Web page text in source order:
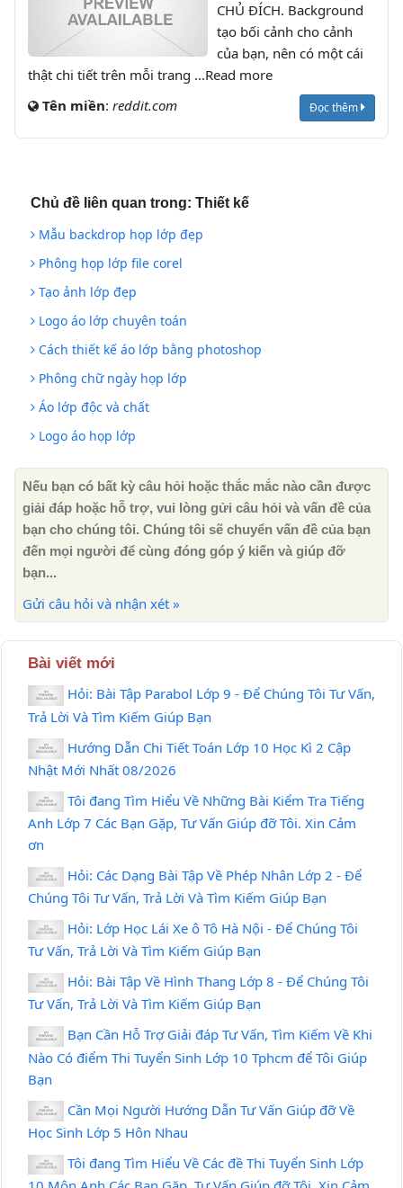
CHỦ ĐÍCH. Background
tạo bối cảnh cho cảnh
của bạn, nên có một cái
thật chi tiết trên mỗi trang ...Read more
Tên miền: reddit.com Đọc thêm
Chủ đề liên quan trong: Thiết kế
Mẫu backdrop họp lớp đẹp
Phông họp lớp file corel
Tạo ảnh lớp đẹp
Logo áo lớp chuyên toán
Cách thiết kế áo lớp bằng photoshop
Phông chữ ngày họp lớp
Áo lớp độc và chất
Logo áo họp lớp
Nếu bạn có bất kỳ câu hỏi hoặc thắc mắc nào cần được
giải đáp hoặc hỗ trợ, vui lòng gửi câu hỏi và vấn đề của
bạn cho chúng tôi. Chúng tôi sẽ chuyển vấn đề của bạn
đến mọi người để cùng đóng góp ý kiến ​​và giúp đỡ
bạn...
Gửi câu hỏi và nhận xét »
Bài viết mới
Hỏi: Bài Tập Parabol Lớp 9 - Để Chúng Tôi Tư Vấn,
Trả Lời Và Tìm Kiếm Giúp Bạn
Hướng Dẫn Chi Tiết Toán Lớp 10 Học Kì 2 Cập
Nhật Mới Nhất 08/2026
Tôi đang Tìm Hiểu Về Những Bài Kiểm Tra Tiếng
Anh Lớp 7 Các Bạn Gặp, Tư Vấn Giúp đỡ Tôi. Xin Cảm
ơn
Hỏi: Các Dạng Bài Tập Về Phép Nhân Lớp 2 - Để
Chúng Tôi Tư Vấn, Trả Lời Và Tìm Kiếm Giúp Bạn
Hỏi: Lớp Học Lái Xe ô Tô Hà Nội - Để Chúng Tôi
Tư Vấn, Trả Lời Và Tìm Kiếm Giúp Bạn
Hỏi: Bài Tập Về Hình Thang Lớp 8 - Để Chúng Tôi
Tư Vấn, Trả Lời Và Tìm Kiếm Giúp Bạn
Bạn Cần Hỗ Trợ Giải đáp Tư Vấn, Tìm Kiếm Về Khi
Nào Có điểm Thi Tuyển Sinh Lớp 10 Tphcm để Tôi Giúp
Bạn
Cần Mọi Người Hướng Dẫn Tư Vấn Giúp đỡ Về
Học Sinh Lớp 5 Hôn Nhau
Tôi đang Tìm Hiểu Về Các đề Thi Tuyển Sinh Lớp